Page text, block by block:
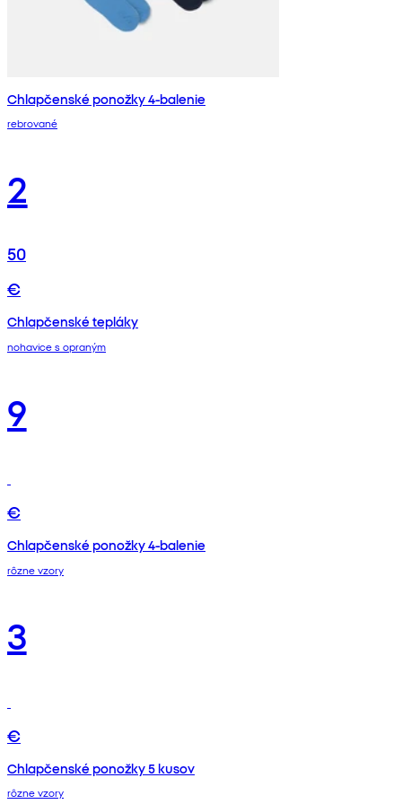
Chlapčenské ponožky 4-balenie
rebrované
2
50
€
Chlapčenské tepláky
nohavice s opraným
9
€
Chlapčenské ponožky 4-balenie
rôzne vzory
3
€
Chlapčenské ponožky 5 kusov
rôzne vzory